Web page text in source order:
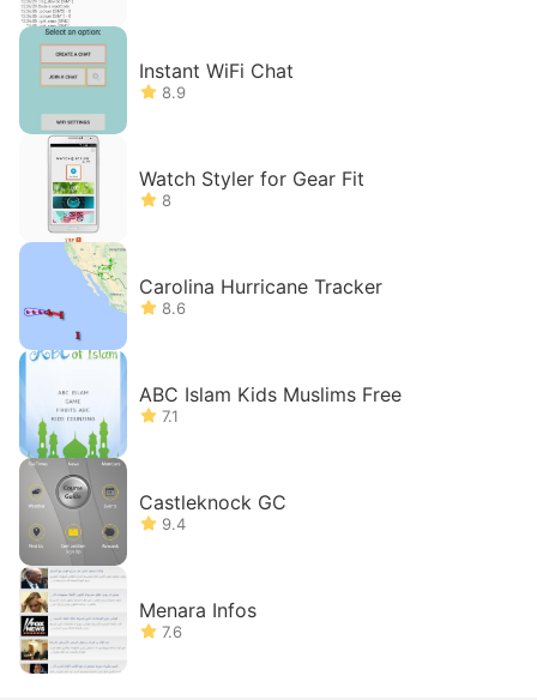
Instant WiFi Chat
8.9
Watch Styler for Gear Fit
8
Carolina Hurricane Tracker
8.6
ABC Islam Kids Muslims Free
7.1
Castleknock GC
9.4
Menara Infos
7.6